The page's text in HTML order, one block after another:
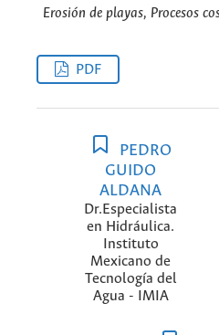
Erosión de playas, Procesos
PDF
PEDRO
GUIDO
ALDANA
Dr.Especialista
en Hidráulica.
Instituto
Mexicano de
Tecnología del
Agua - IMIA